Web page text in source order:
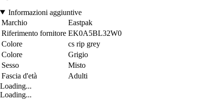
Informazioni aggiuntive
Marchio
Eastpak
Riferimento fornitore EK0A5BL32W0
Colore
cs rip grey
Colore
Grigio
Sesso
Misto
Fascia d'età
Adulti
Loading...
Loading...